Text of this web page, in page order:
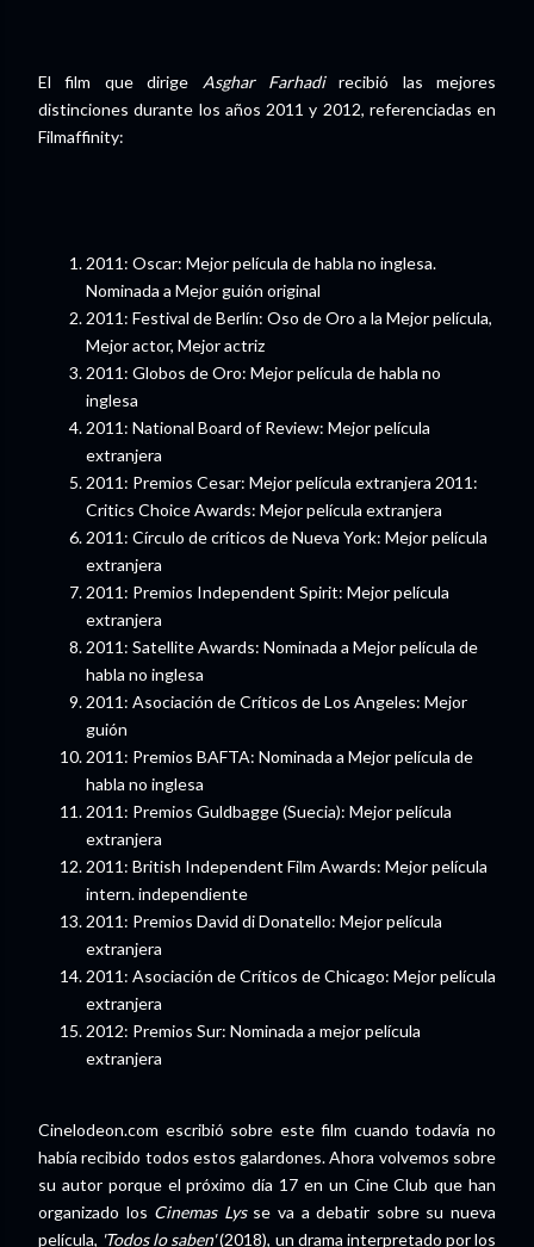
El film que dirige Asghar Farhadirecibió las mejores
distinciones durante los años 2011 y 2012, referenciadas en
Filmaffinity:
2011: Oscar: Mejor película de habla no inglesa.
Nominada a Mejor guión original
2011: Festival de Berlín: Oso de Oro a la Mejor película,
Mejor actor, Mejor actriz
2011: Globos de Oro: Mejor película de habla no
inglesa
2011: National Board of Review: Mejor película
extranjera
2011: Premios Cesar: Mejor película extranjera 2011:
Critics Choice Awards: Mejor película extranjera
2011: Círculo de críticos de Nueva York: Mejor película
extranjera
2011: Premios Independent Spirit: Mejor película
extranjera
2011: Satellite Awards: Nominada a Mejor película de
habla no inglesa
2011: Asociación de Críticos de Los Angeles: Mejor
guión
2011: Premios BAFTA: Nominada a Mejor película de
habla no inglesa
2011: Premios Guldbagge (Suecia): Mejor película
extranjera
2011: British Independent Film Awards: Mejor película
intern. independiente
2011: Premios David di Donatello: Mejor película
extranjera
2011: Asociación de Críticos de Chicago: Mejor película
extranjera
2012: Premios Sur: Nominada a mejor película
extranjera
Cinelodeon.com escribió sobre este film cuando todavía no
había recibido todos estos galardones. Ahora volvemos sobre
su autor porque el próximo día 17 en un Cine Club que han
organizado los Cinemas Lys se va a debatir sobre su nueva
película, 'Todos lo saben'(2018), un drama interpretado por los